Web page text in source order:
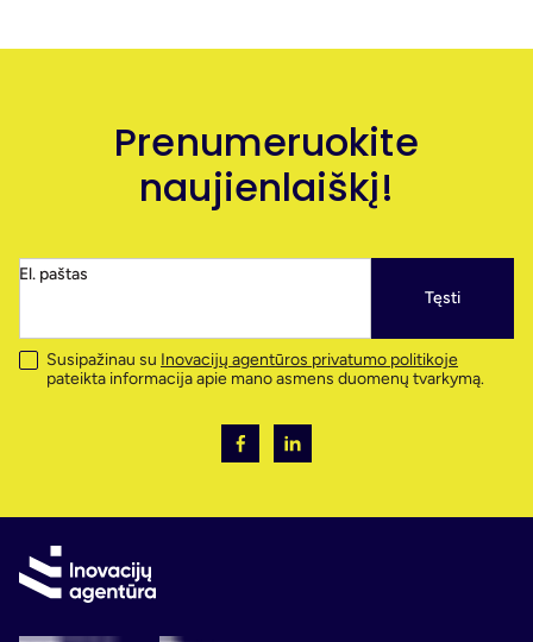
Prenumeruokite
naujienlaiškį!
El. paštas
Tęsti
Susipažinau su Inovacijų agentūros privatumo politikoje
pateikta informacija apie mano asmens duomenų tvarkymą.